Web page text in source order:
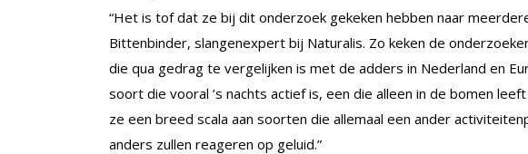
“Het is tof dat ze bij dit onderzoek gekeken hebben naar
Bittenbinder, slangenexpert bij Naturalis. Zo keken de
die qua gedrag te vergelijken is met de adders in Nederland en
soort die vooral ’s nachts actief is, een die alleen in de bomen
ze een breed scala aan soorten die allemaal een ander
anders zullen reageren op geluid.”